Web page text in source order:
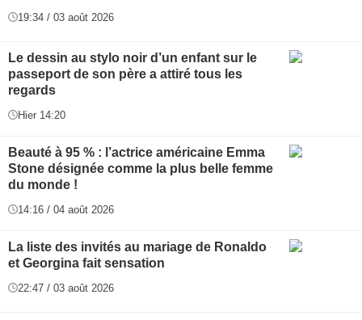
19:34 / 03 août 2026
Le dessin au stylo noir d’un enfant sur le
passeport de son père a attiré tous les
regards
Hier 14:20
Beauté à 95 % : l’actrice américaine Emma
Stone désignée comme la plus belle femme
du monde !
14:16 / 04 août 2026
La liste des invités au mariage de Ronaldo
et Georgina fait sensation
22:47 / 03 août 2026